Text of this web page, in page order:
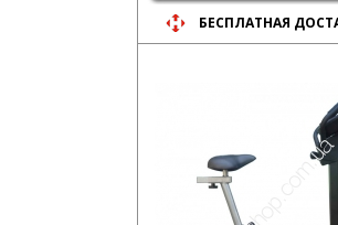
БЕСПЛАТНАЯ